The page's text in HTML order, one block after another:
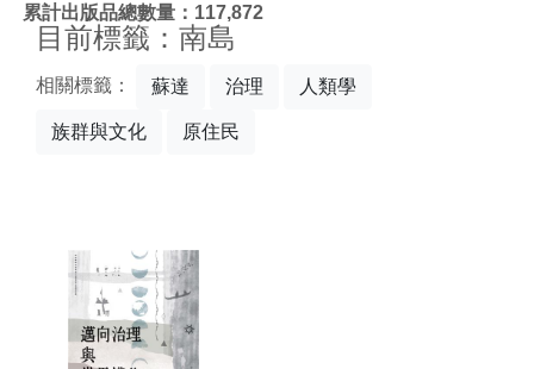
累計出版品總數量：117,872
目前標籤：南島
相關標籤： 蘇達 治理 人類學
族群與文化 原住民